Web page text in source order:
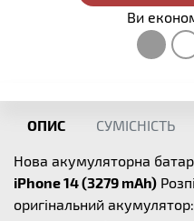
Ви
ОПИС СУМІСНІСТЬ
Нова акумуляторна
iPhone 14 (3279 mAh)
оригінальний